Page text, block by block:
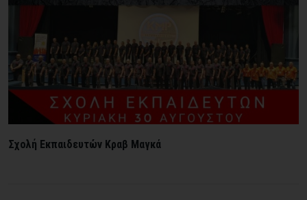
Σχολή Εκπαιδευτών Κραβ Μαγκά